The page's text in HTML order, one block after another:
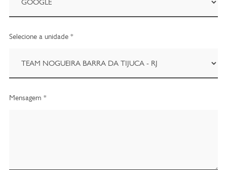
Selecione a unidade *
Mensagem *